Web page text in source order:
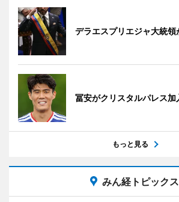
デラエスプリエジャ大統領
冨安がクリスタルパレス加
もっと見る
みん経トピックス